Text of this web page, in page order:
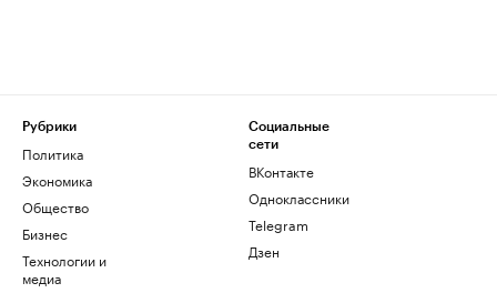
Рубрики
Политика
Экономика
Общество
Бизнес
Технологии и
медиа
Социальные
сети
ВКонтакте
Одноклассники
Telegram
Дзен